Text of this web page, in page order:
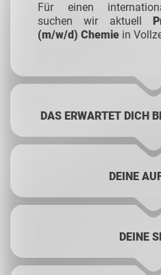
Für einen
suchen wir aktuell
(m/w/d) Chemie in
DAS ERWARTET DICH
DEINE
DEINE